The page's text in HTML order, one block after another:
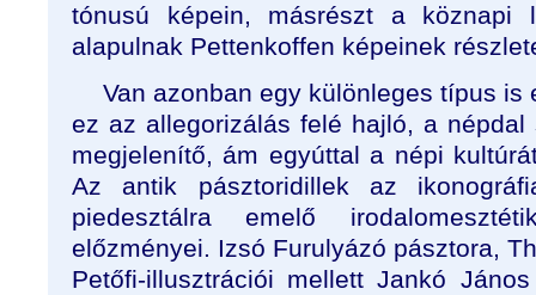
tónusú képein, másrészt a köznapi
alapulnak Pettenkoffen képeinek
Van azonban egy különleges típus is
ez az allegorizálás felé hajló, a népdal
megjelenítő, ám egyúttal a népi
Az antik pásztoridillek az
piedesztálra emelő
előzményei. Izsó Furulyázó pásztora,
Petőfi-illusztrációi mellett Jankó